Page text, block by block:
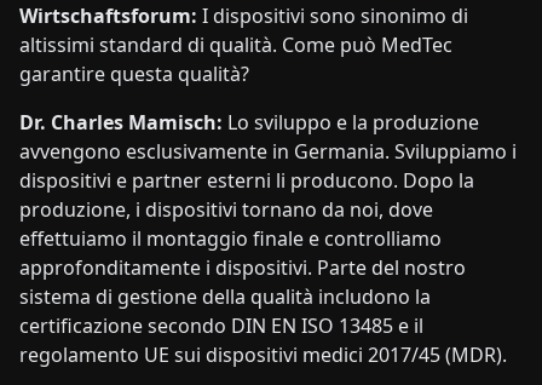
Wirtschaftsforum: I dispositivi sono sinonimo di
altissimi standard di qualità. Come può MedTec
garantire questa qualità?
Dr. Charles Mamisch: Lo sviluppo e la produzione
avvengono esclusivamente in Germania. Sviluppiamo i
dispositivi e partner esterni li producono. Dopo la
produzione, i dispositivi tornano da noi, dove
effettuiamo il montaggio finale e controlliamo
approfonditamente i dispositivi. Parte del nostro
sistema di gestione della qualità includono la
certificazione secondo DIN EN ISO 13485 e il
regolamento UE sui dispositivi medici 2017/45 (MDR).